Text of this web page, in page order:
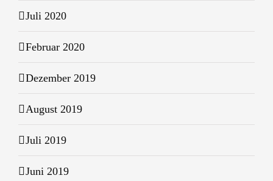
Juli 2020
Februar 2020
Dezember 2019
August 2019
Juli 2019
Juni 2019